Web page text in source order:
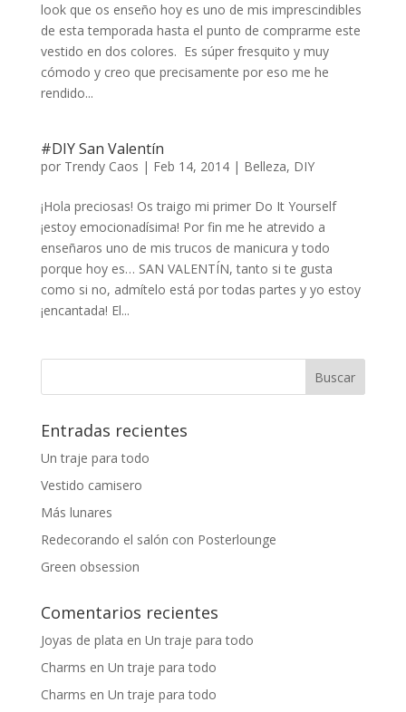
look que os enseño hoy es uno de mis imprescindibles
de esta temporada hasta el punto de comprarme este
vestido en dos colores. Es súper fresquito y muy
cómodo y creo que precisamente por eso me he
rendido...
#DIY San Valentín
por Trendy Caos | Feb 14, 2014| Belleza, DIY
¡Hola preciosas! Os traigo mi primer Do It Yourself
¡estoy emocionadísima! Por fin me he atrevido a
enseñaros uno de mis trucos de manicura y todo
porque hoy es… SAN VALENTÍN, tanto si te gusta
como si no, admítelo está por todas partes y yo estoy
¡encantada! El...
Entradas recientes
Un traje para todo
Vestido camisero
Más lunares
Redecorando el salón con Posterlounge
Green obsession
Comentarios recientes
Joyas de plata en Un traje para todo
Charms en Un traje para todo
Charms en Un traje para todo